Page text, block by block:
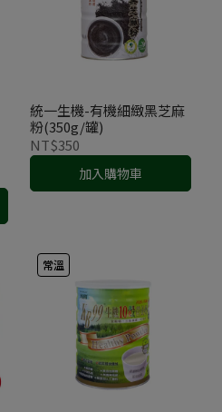
統一生機-有機細緻黑芝麻
粉(350g/罐)
NT$350
加入購物車
常溫